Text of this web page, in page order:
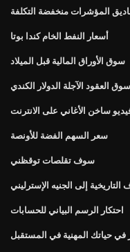
المؤشرات منخفضة التكلفة
أسعار النفط الخام كندا بوتا
سوق الأوراق المالية قبل الميلاد
سوق العقود الآجلة الدولار الكندي
ساخن الأغاني على الانترنت
سعر السهم الفضة للأونصة
سوف تقلصات توقظني
إلى الجنيه الإسترليني
احتكار الرسم البياني للحسابات
في حياتك المهنية في المستقبل